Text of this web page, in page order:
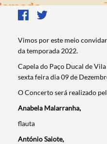
Vimos por este meio
da temporada 2022.
Capela do Paço Ducal de
sexta feira dia 09 de
O Concerto será realizado
Anabela Malarranha,
flauta
António Saiote,